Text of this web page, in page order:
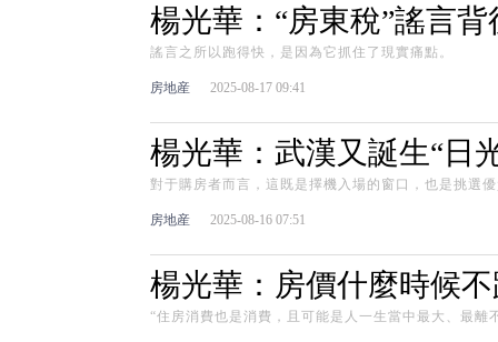
楊光華：“房東稅”謠言
謠言之所以跑得快，是因為它抓住了現實痛點。
房地産 2025-08-17 09:41
楊光華：武漢又誕生“日
對于購房者而言，這既是擇機入場的窗口，也是挑選
房地産 2025-08-16 07:51
楊光華：房價什麼時候
“住房消費也是消費，且可能是人一生當中最大、最離